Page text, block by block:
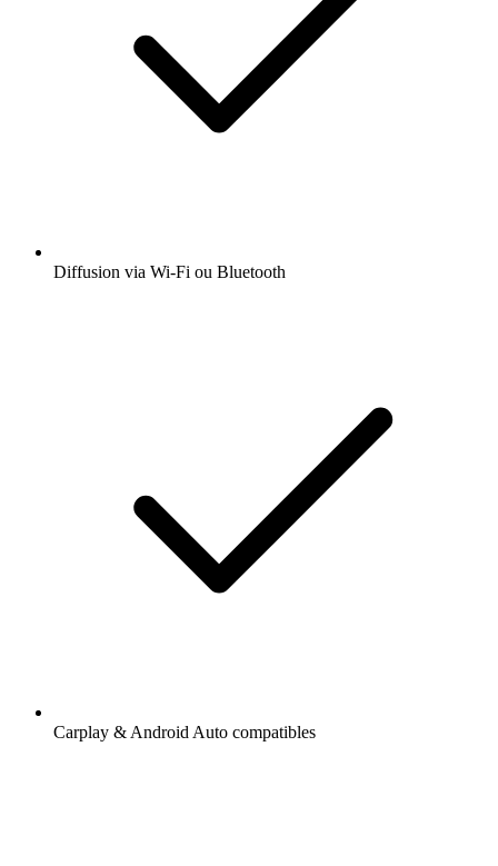
Diffusion via Wi-Fi ou Bluetooth
Carplay & Android Auto compatibles